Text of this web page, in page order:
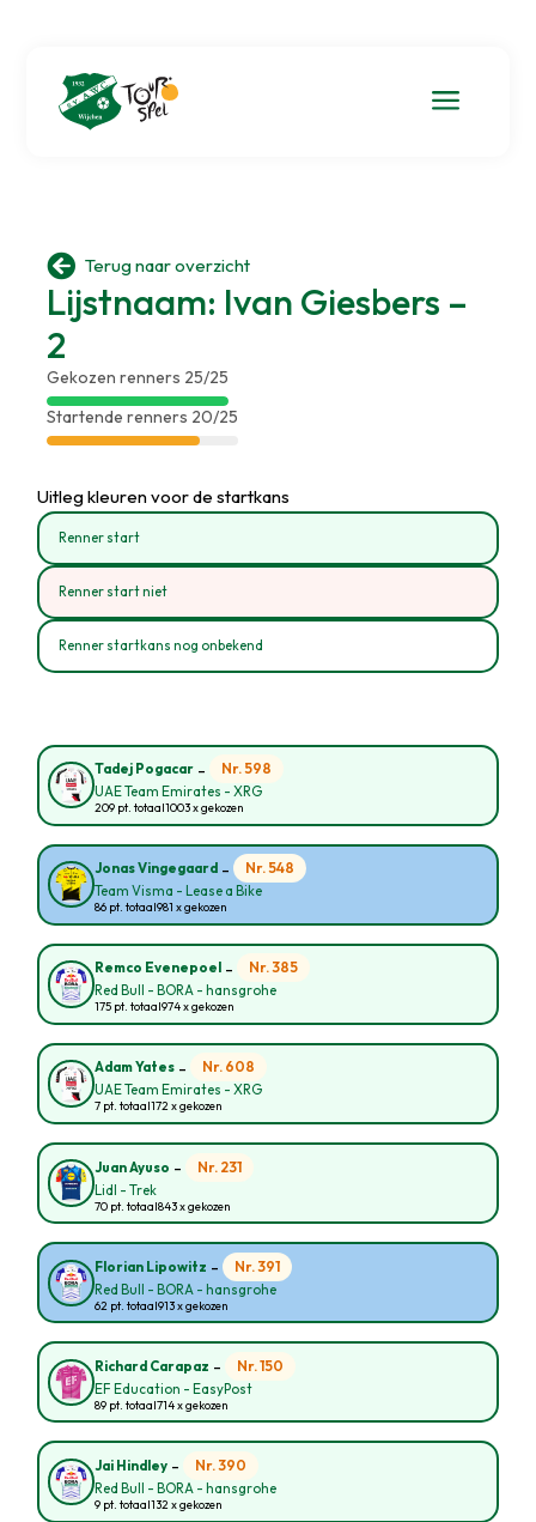
a
 Terug naar overzicht
Lijstnaam: Ivan Giesbers –
2
Gekozen renners 25/25
Startende renners 20/25
Uitleg kleuren voor de startkans
Renner start
Renner start niet
Renner startkans nog onbekend
Tadej Pogacar - Nr. 598
UAE Team Emirates - XRG
209 pt. totaal1003 x gekozen
Jonas Vingegaard - Nr. 548
Team Visma - Lease a Bike
86 pt. totaal981 x gekozen
Remco Evenepoel - Nr. 385
Red Bull - BORA - hansgrohe
175 pt. totaal974 x gekozen
Adam Yates - Nr. 608
UAE Team Emirates - XRG
7 pt. totaal172 x gekozen
Juan Ayuso - Nr. 231
Lidl - Trek
70 pt. totaal843 x gekozen
Florian Lipowitz - Nr. 391
Red Bull - BORA - hansgrohe
62 pt. totaal913 x gekozen
Richard Carapaz - Nr. 150
EF Education - EasyPost
89 pt. totaal714 x gekozen
Jai Hindley - Nr. 390
Red Bull - BORA - hansgrohe
9 pt. totaal132 x gekozen